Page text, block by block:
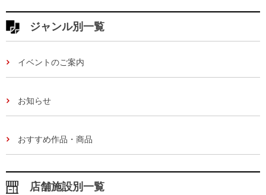
ジャンル別一覧
イベントのご案内
お知らせ
おすすめ作品・商品
店舗施設別一覧